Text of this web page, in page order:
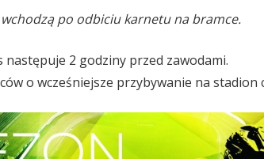
po odbiciu karnetu na bramce.
następuje 2 godziny przed zawodami.
o wcześniejsze przybywanie na